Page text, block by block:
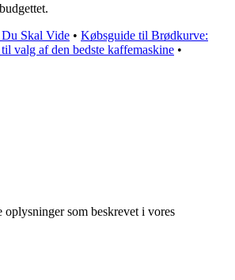
Skal Vide • Købsguide til Brødkurve:
valg af den bedste kaffemaskine •
som beskrevet i vores